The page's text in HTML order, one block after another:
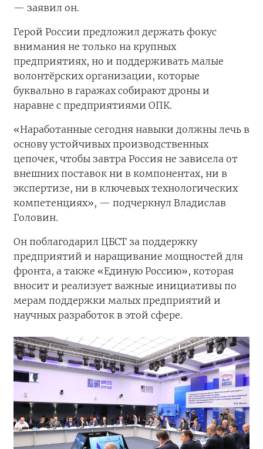
— заявил он.
Герой России предложил держать фокус
внимания не только на крупных
предприятиях, но и поддерживать малые
волонтёрских организации, которые
буквально в гаражах собирают дроны и
наравне с предприятиями ОПК.
«Наработанные сегодня навыки должны лечь в
основу устойчивых производственных
цепочек, чтобы завтра Россия не зависела от
внешних поставок ни в компонентах, ни в
экспертизе, ни в ключевых технологических
компетенциях», — подчеркнул Владислав
Головин.
Он поблагодарил ЦБСТ за поддержку
предприятий и наращивание мощностей для
фронта, а также «Единую Россию», которая
вносит и реализует важные инициативы по
мерам поддержки малых предприятий и
научных разработок в этой сфере.